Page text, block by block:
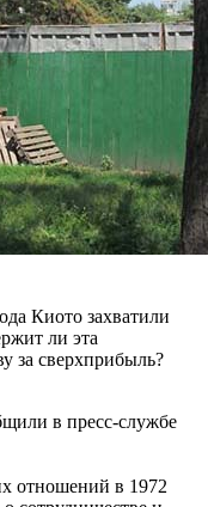
Киото захватили
ли эта
за сверхприбыль?
в пресс-службе
отношений в 1972